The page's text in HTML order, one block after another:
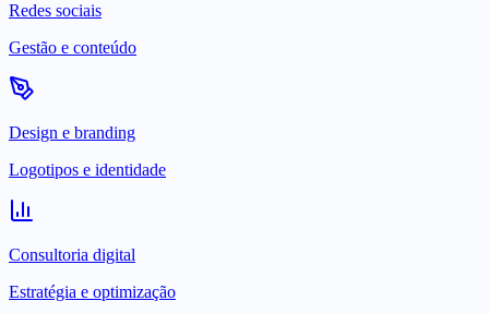
Redes sociais
Gestão e conteúdo
Design e branding
Logotipos e identidade
Consultoria digital
Estratégia e optimização